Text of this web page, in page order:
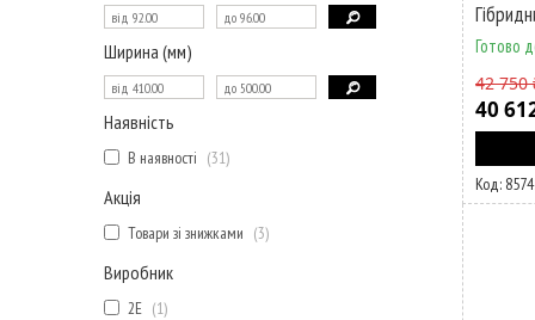
Готово
42 750
40
Ширина (мм)
Наявність
В наявності 31
Акція
Товари зі знижками 3
Виробник
2E
1